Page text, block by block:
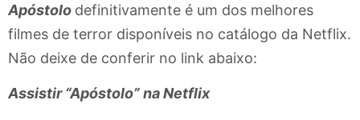
Apóstolo definitivamente é um dos melhores
filmes de terror disponíveis no catálogo da Netflix.
Não deixe de conferir no link abaixo:
Assistir “Apóstolo” na Netflix